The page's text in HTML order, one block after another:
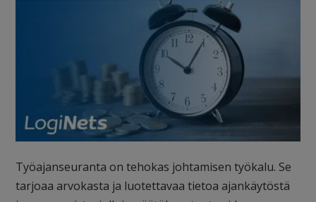
Työajanseuranta on tehokas johtamisen työkalu. Se
tarjoaa arvokasta ja luotettavaa tietoa ajankäytöstä